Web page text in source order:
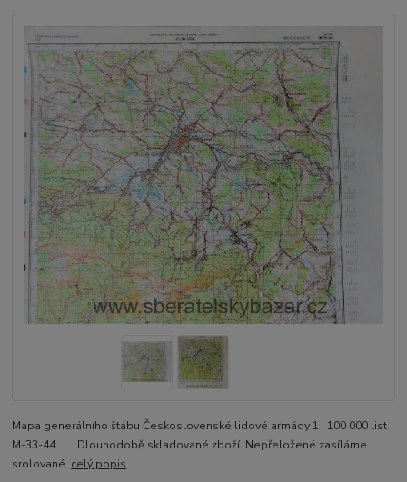
Mapa generálního štábu Československé lidové armády 1 : 100 000 list
M-33-44. Dlouhodobě skladované zboží. Nepřeložené zasíláme
srolované. celý popis